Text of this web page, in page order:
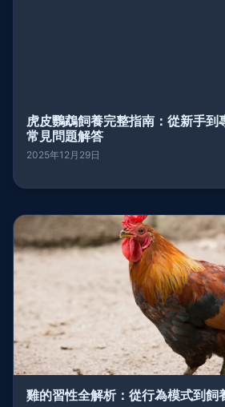
虎皮鸚鵡飼養完整指南：從新手到
常見問題解答
2025年12月29日
雞的習性全解析：從行為模式到飼